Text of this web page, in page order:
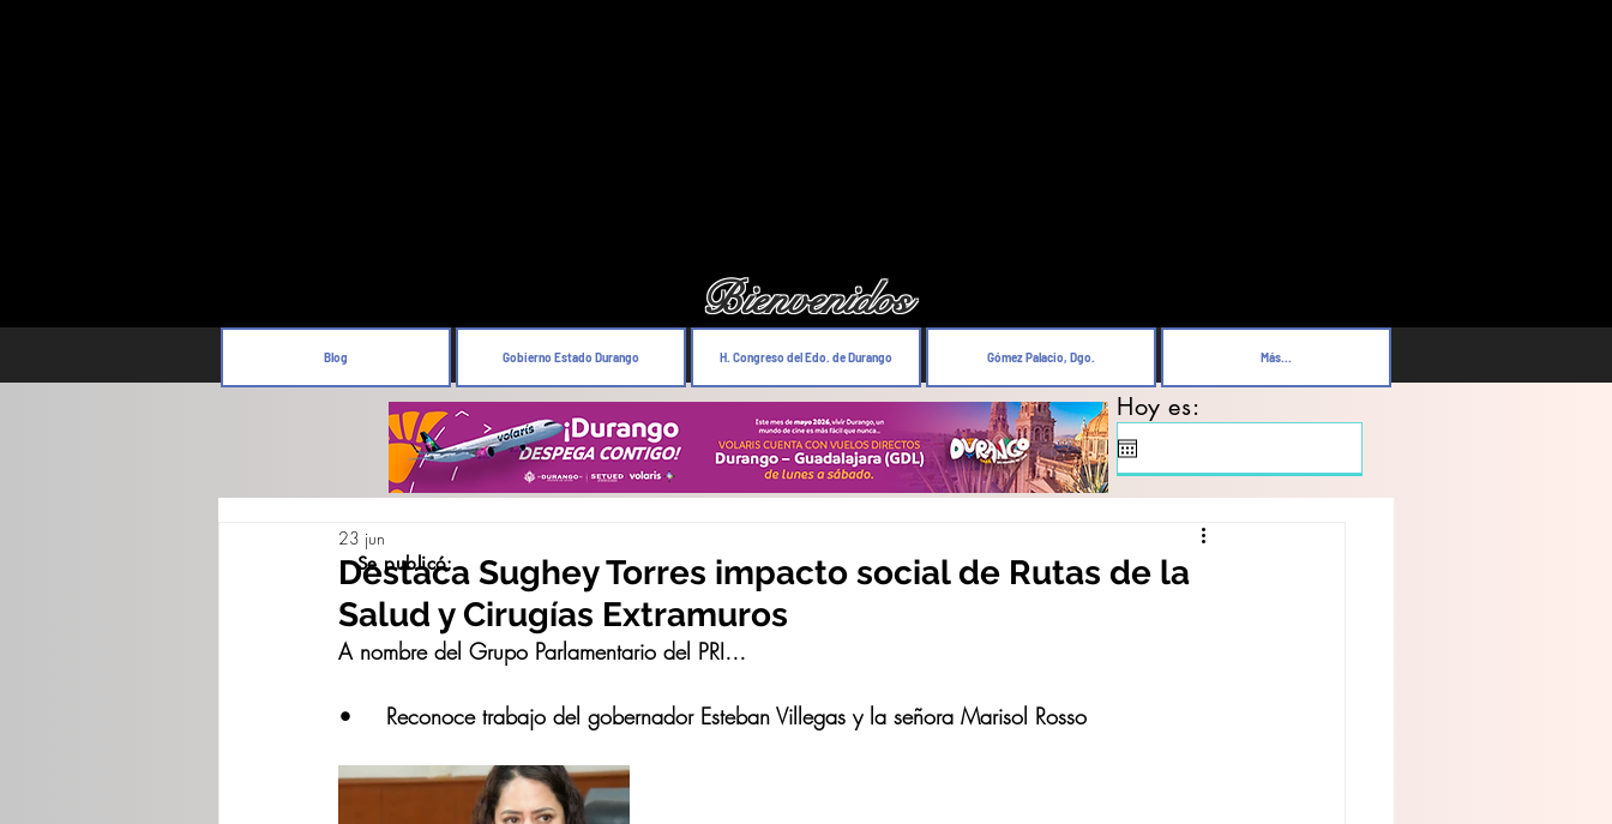
Bienvenidos
Blog Gobierno Estado Durango H. Congreso del Edo. de Durango Gómez Palacio, Dgo. Más...
Hoy es:
Destaca Sughey Torres impacto social de Rutas de la
Salud y Cirugías Extramuros
23 jun
A nombre del Grupo Parlamentario del PRI…
•	Reconoce trabajo del gobernador Esteban Villegas y la señora Marisol Rosso
Se publicó: